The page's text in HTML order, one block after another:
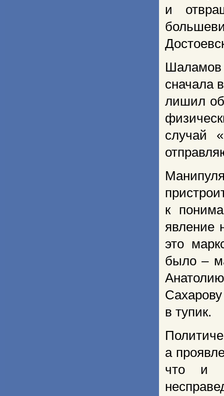
и
сначала
лишил
случай
к
явление
это
было –
в тупик.
а
что и